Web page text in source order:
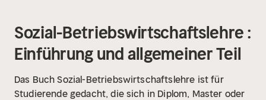
Sozial-Betriebswirtschaftslehre :
Einführung und allgemeiner Teil
Das Buch Sozial-Betriebswirtschaftslehre ist für
Studierende gedacht, die sich in Diplom, Master oder